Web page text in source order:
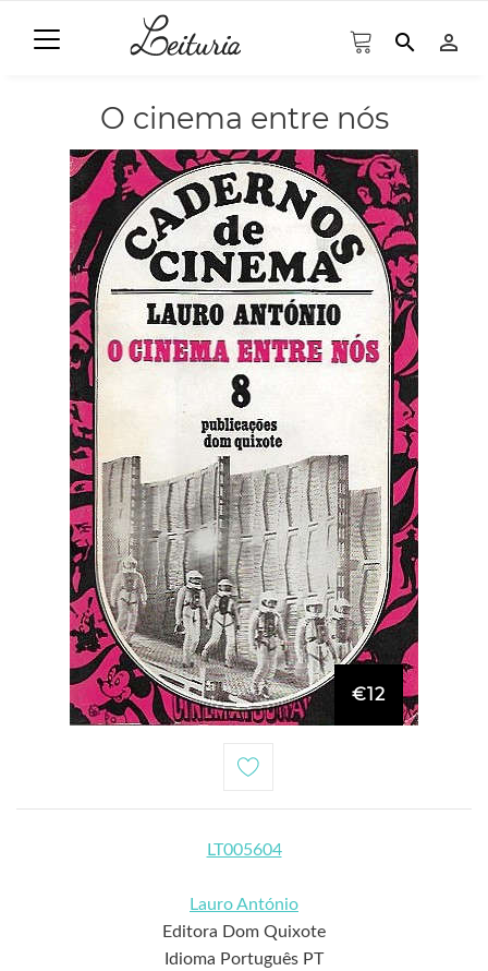
search person_outline
O cinema entre nós
€12
LT005604
Lauro António
Editora Dom Quixote
Idioma Português PT